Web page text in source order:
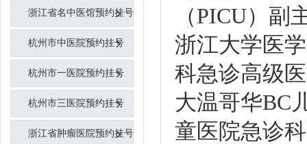
浙江省名中医馆预约挂号
杭州市中医院预约挂号
杭州市一医院预约挂号
杭州市三医院预约挂号
浙江省肿瘤医院预约挂号
（PICU）
浙江大学医
科急诊高级
大温哥华BC
童医院急诊